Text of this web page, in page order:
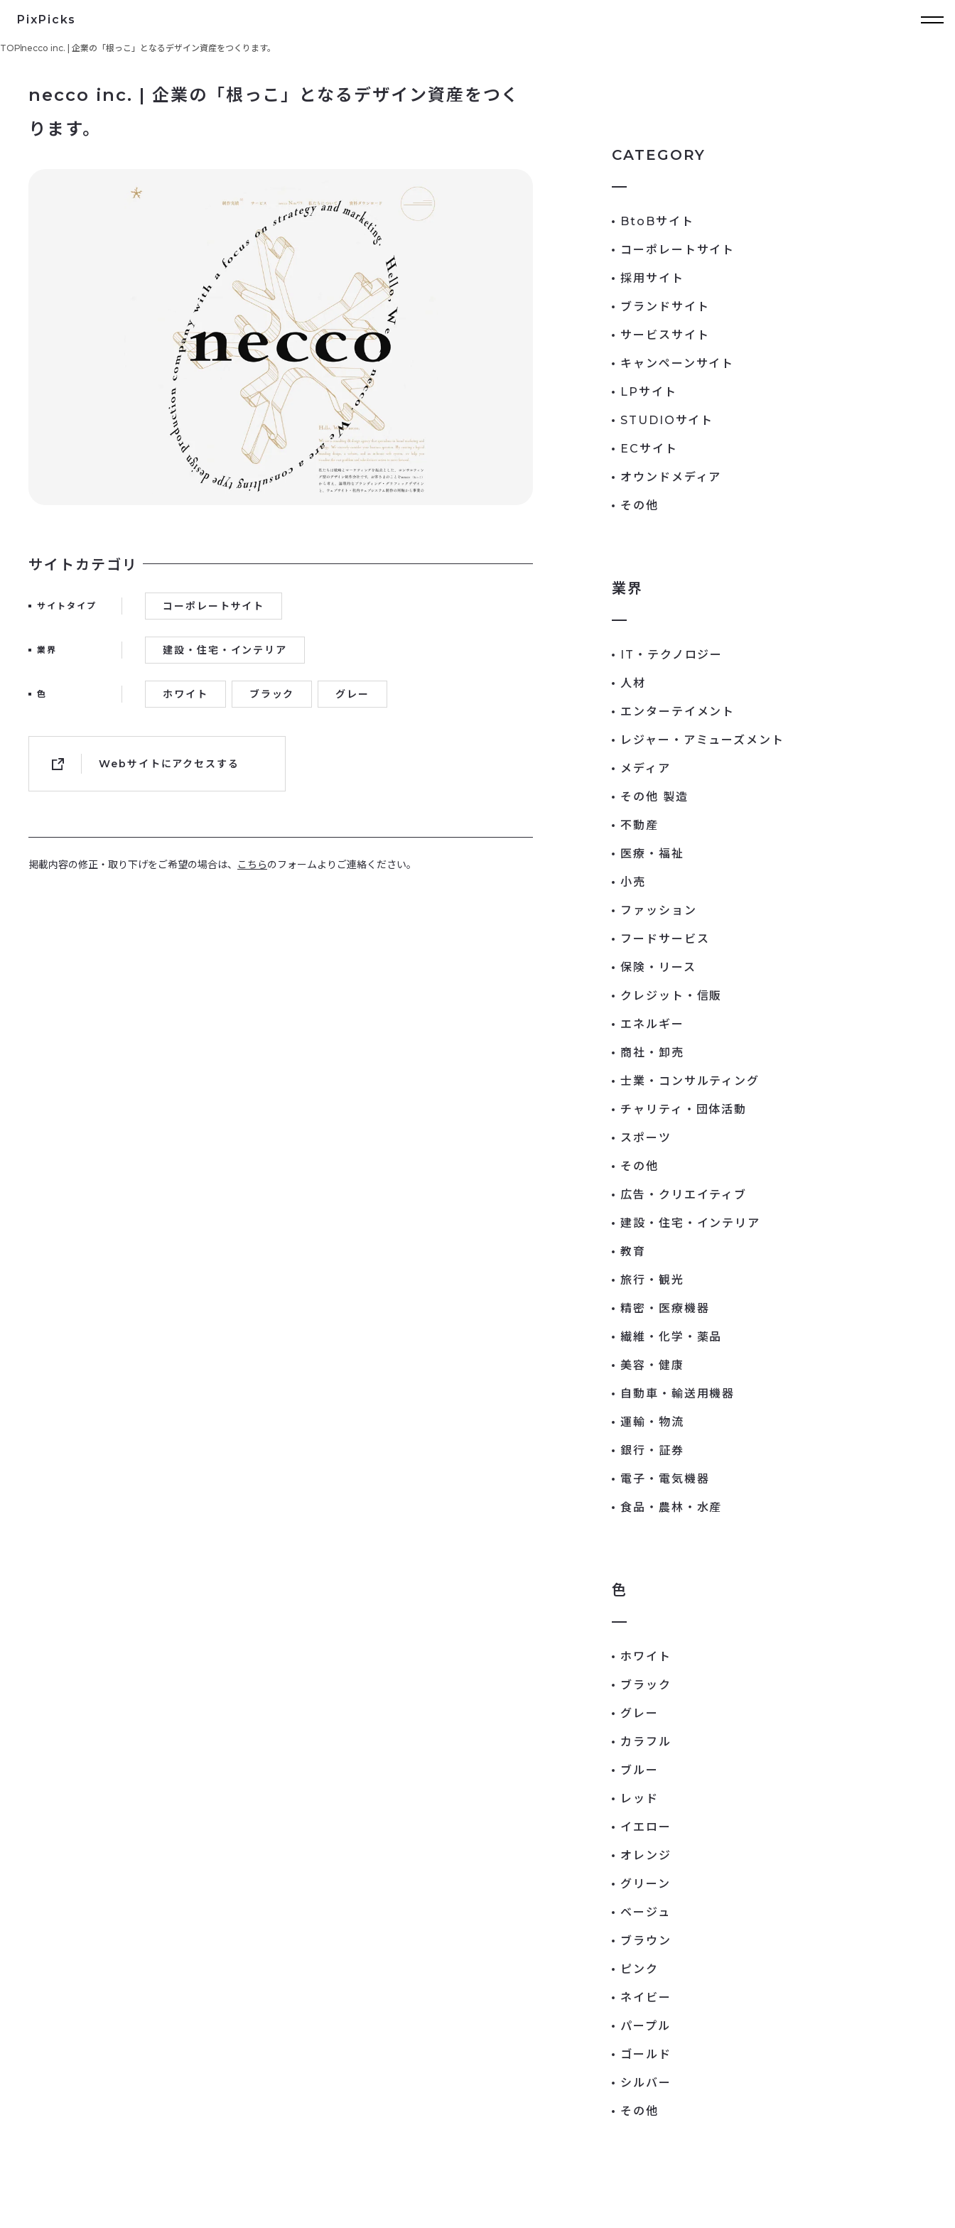
PixPicks
TOPnecco inc. | 企業の「根っこ」となるデザイン資産をつくります。
necco inc. | 企業の「根っこ」となるデザイン資産をつく
ります。
サイトカテゴリ
サイトタイプ コーポレートサイト
業界 建設・住宅・インテリア
色 ホワイト ブラック グレー
Webサイトにアクセスする
掲載内容の修正・取り下げをご希望の場合は、 こちらのフォームよりご連絡ください。
CATEGORY
BtoBサイト
コーポレートサイト
採用サイト
ブランドサイト
サービスサイト
キャンペーンサイト
LPサイト
STUDIOサイト
ECサイト
オウンドメディア
その他
業界
IT・テクノロジー
人材
エンターテイメント
レジャー・アミューズメント
メディア
その他 製造
不動産
医療・福祉
小売
ファッション
フードサービス
保険・リース
クレジット・信販
エネルギー
商社・卸売
士業・コンサルティング
チャリティ・団体活動
スポーツ
その他
広告・クリエイティブ
建設・住宅・インテリア
教育
旅行・観光
精密・医療機器
繊維・化学・薬品
美容・健康
自動車・輸送用機器
運輸・物流
銀行・証券
電子・電気機器
食品・農林・水産
色
ホワイト
ブラック
グレー
カラフル
ブルー
レッド
イエロー
オレンジ
グリーン
ベージュ
ブラウン
ピンク
ネイビー
パープル
ゴールド
シルバー
その他